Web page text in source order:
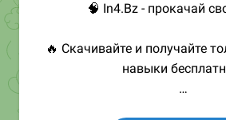
🧠 In4.Bz - прокачай
🔥 Скачивайте и получайте
навыки